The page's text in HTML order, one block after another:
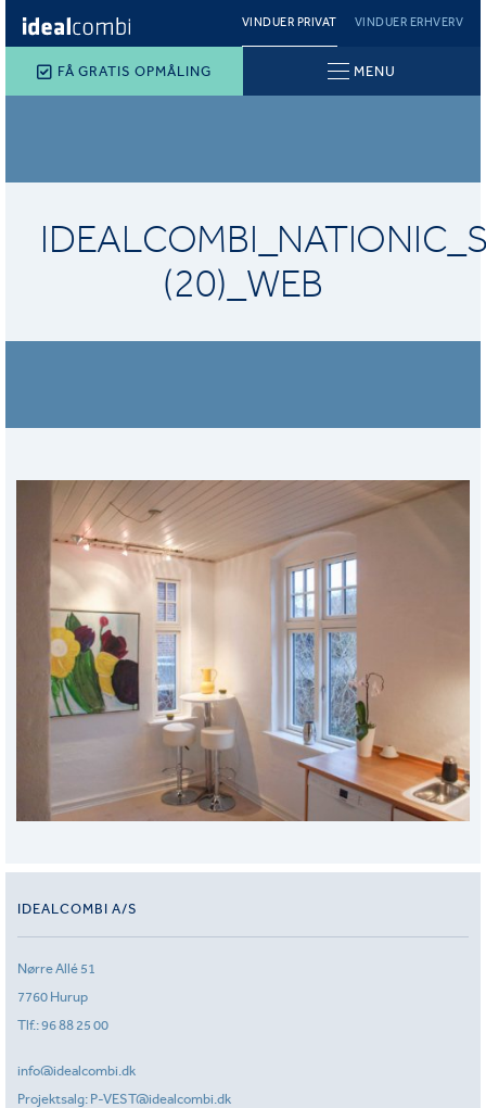
VINDUER PRIVAT VINDUER ERHVERV
FÅ GRATIS OPMÅLING MENU
(20)_WEB
IDEALCOMBI A/S
Nørre Allé 51
7760 Hurup
Tlf.:96 88 25 00
info@idealcombi.dk
Projektsalg: P-VEST@idealcombi.dk